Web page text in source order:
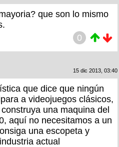
que son lo mismo
0
15 dic 2013, 03:40
que dice que ningún
a videojuegos clásicos,
una maquina del
aquí no necesitamos a un
una escopeta y
actual